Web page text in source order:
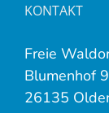
KONTAKT
Freie
Blumenhof 9
26135